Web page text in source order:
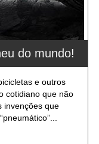
do mundo!
e outros
cotidiano que não
invenções que